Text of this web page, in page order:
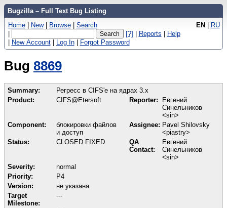
Bugzilla – Full Text Bug Listing
EN | RU
Home | New | Browse | Search
|
[?] | Reports | Help
| New Account | Log In | Forgot Password
Bug 8869
Summary:
Регресс в CIFS'е на ядрах 3.x
Product:
CIFS@Etersoft Reporter:
Евгений
Синельников
<sin>
Component:
блокировки файлов
и доступ
Assignee: Pavel Shilovsky
<piastry>
Status:
CLOSED FIXED
QA
Contact:
Евгений
Синельников
<sin>
Severity:
normal
Priority:
P4
Version:
не указана
Target
Milestone:
---